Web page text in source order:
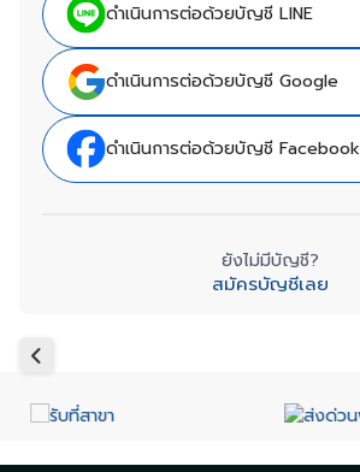
ดำเนินการต่อด้วยบัญชี LINE
ดำเนินการต่อด้วยบัญชี Google
ดำเนินการต่อด้วยบัญชี Facebook
ยังไม่มีบัญชี?
สมัครบัญชีเลย